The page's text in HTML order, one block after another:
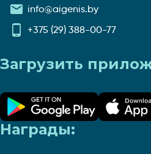
info@aigenis.by
+375 (29) 388-00-77
Загрузить
Награды: